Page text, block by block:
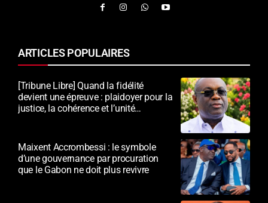
ARTICLES POPULAIRES
[Tribune Libre] Quand la fidélité
devient une épreuve : plaidoyer pour la
justice, la cohérence et l’unité
Maixent Accrombessi : le symbole
d’une gouvernance par procuration
que le Gabon ne doit plus revivre